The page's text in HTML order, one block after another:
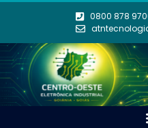
0800 878